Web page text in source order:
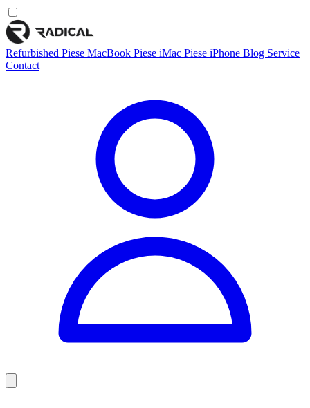
Refurbished Piese MacBook Piese iMac Piese iPhone Blog Service
Contact